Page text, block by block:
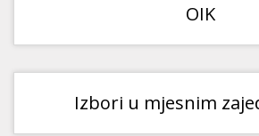
OIK
Izbori u mjesnim